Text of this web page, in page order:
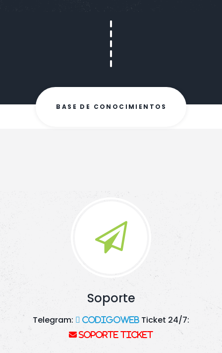
BASE DE CONOCIMIENTOS
Soporte
Telegram: codigoweb Ticket 24/7:
Soporte Ticket